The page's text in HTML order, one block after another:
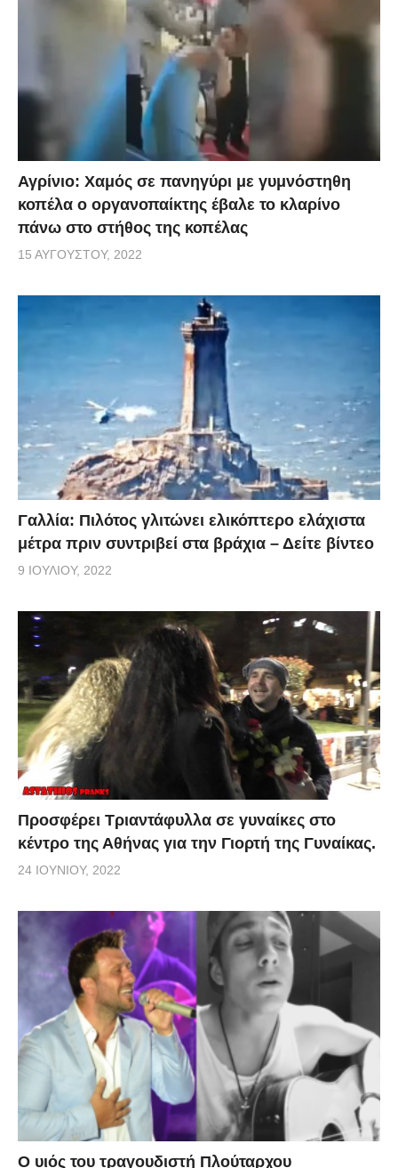
Αγρίνιο: Χαμός σε πανηγύρι με γυμνόστηθη
κοπέλα ο οργανοπαίκτης έβαλε το κλαρίνο
πάνω στο στήθος της κοπέλας
15 ΑΥΓΟΎΣΤΟΥ, 2022
Γαλλία: Πιλότος γλιτώνει ελικόπτερο ελάχιστα
μέτρα πριν συντριβεί στα βράχια – Δείτε βίντεο
9 ΙΟΥΛΊΟΥ, 2022
Προσφέρει Τριαντάφυλλα σε γυναίκες στο
κέντρο της Αθήνας για την Γιορτή της Γυναίκας.
24 ΙΟΥΝΊΟΥ, 2022
O υιός του τραγουδιστή Πλούταρχου